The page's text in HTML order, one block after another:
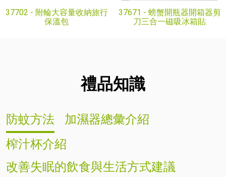
37702 - 附輪大容量收納旅行
保溫包
37671 - 螃蟹開瓶器開箱器剪
刀三合一磁吸冰箱貼
禮品知識
防蚊方法
加濕器總彙介紹
榨汁杯介紹
改善失眠的飲食與生活方式建議